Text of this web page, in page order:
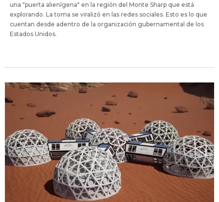
una "puerta alienígena" en la región del Monte Sharp que está
explorando. La toma se viralizó en las redes sociales. Esto es lo que
cuentan desde adentro de la organización gubernamental de los
Estados Unidos.